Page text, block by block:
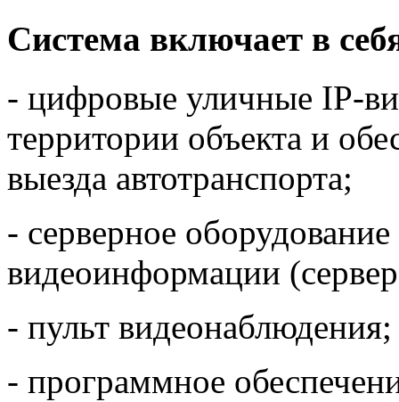
Система включает в
- цифровые уличные IP-
территории объекта и
выезда автотранспорта;
- серверное
видеоинформации
- пульт видеонаблюдения;
- программное